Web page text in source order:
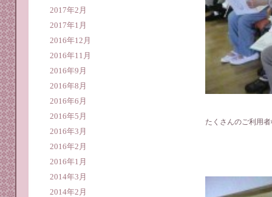
たくさんのご利用
2017年2月
2017年1月
2016年12月
2016年11月
2016年9月
2016年8月
2016年6月
2016年5月
2016年3月
2016年2月
2016年1月
2014年3月
2014年2月